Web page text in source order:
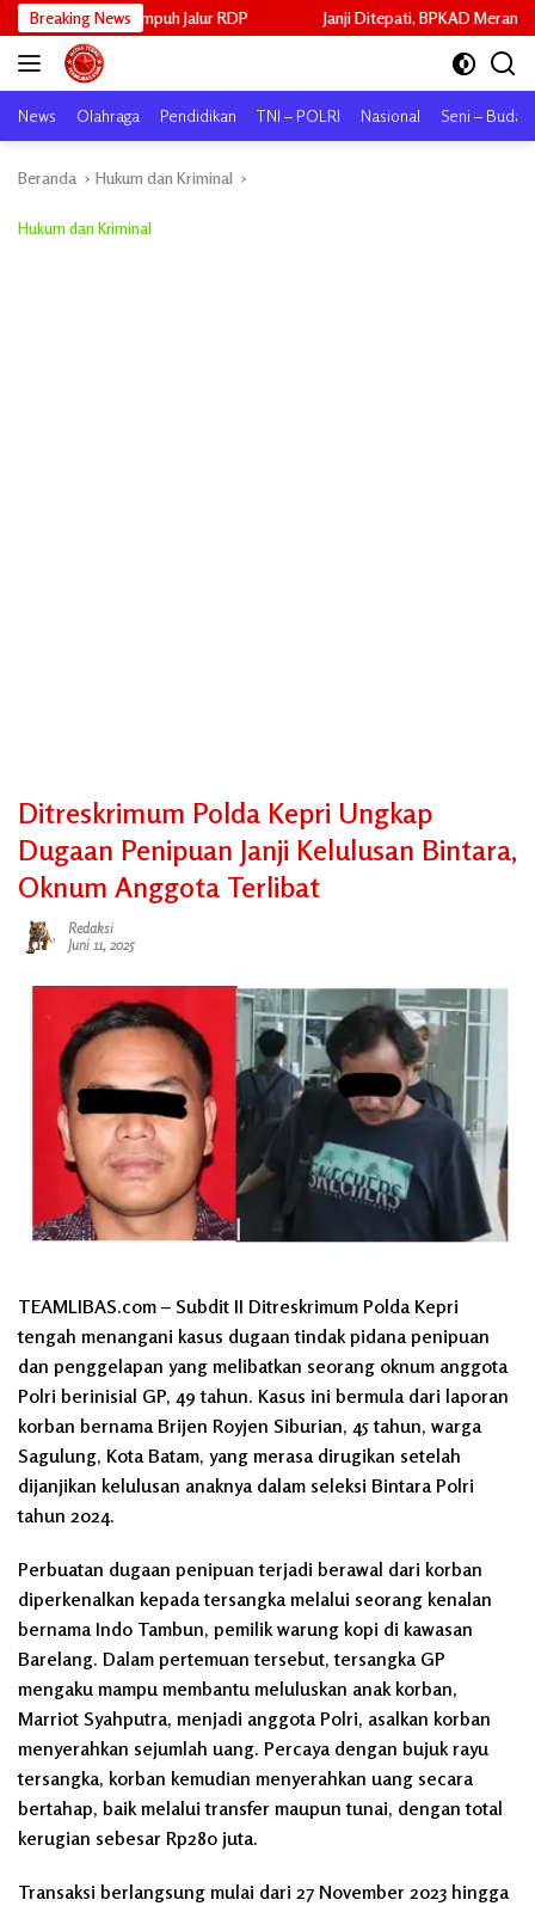
Langsung
ke
konten
Breaking News
Jalur RDP Janji Ditepati, BPKAD Meranti Cairkan ADD Mei
News Olahraga Pendidikan TNI – POLRI Nasional Seni –
Beranda Hukum dan Kriminal
Hukum dan Kriminal
Ditreskrimum Polda Kepri Ungkap
Dugaan Penipuan Janji Kelulusan Bintara,
Oknum Anggota Terlibat
Redaksi
Juni 11, 2025
TEAMLIBAS.com – Subdit II Ditreskrimum Polda Kepri
tengah menangani kasus dugaan tindak pidana penipuan
dan penggelapan yang melibatkan seorang oknum anggota
Polri berinisial GP, 49 tahun. Kasus ini bermula dari laporan
korban bernama Brijen Royjen Siburian, 45 tahun, warga
Sagulung, Kota Batam, yang merasa dirugikan setelah
dijanjikan kelulusan anaknya dalam seleksi Bintara Polri
tahun 2024.
Perbuatan dugaan penipuan terjadi berawal dari korban
diperkenalkan kepada tersangka melalui seorang kenalan
bernama Indo Tambun, pemilik warung kopi di kawasan
Barelang. Dalam pertemuan tersebut, tersangka GP
mengaku mampu membantu meluluskan anak korban,
Marriot Syahputra, menjadi anggota Polri, asalkan korban
menyerahkan sejumlah uang. Percaya dengan bujuk rayu
tersangka, korban kemudian menyerahkan uang secara
bertahap, baik melalui transfer maupun tunai, dengan total
kerugian sebesar Rp280 juta.
Transaksi berlangsung mulai dari 27 November 2023 hingga